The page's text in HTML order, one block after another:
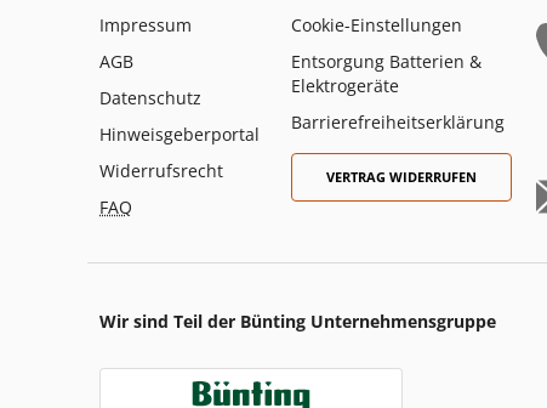
Impressum
AGB
Datenschutz
Hinweisgeberportal
Widerrufsrecht
FAQ
Cookie-Einstellungen
Entsorgung Batterien &
Elektrogeräte
Barrierefreiheitserklärung
VERTRAG WIDERRUFEN
Wir sind Teil der Bünting Unternehmensgruppe